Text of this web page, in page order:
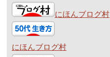
にほんブログ村
にほんブログ村